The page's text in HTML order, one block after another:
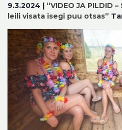
9.3.2024 | “VIDEO JA PILDID
leili visata isegi puu otsas”